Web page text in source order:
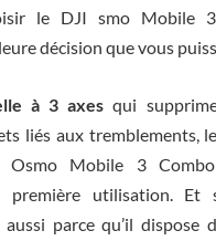
le DJI smo Mobile
décision que vous
à 3 axes qui
liés aux tremblements,
Osmo Mobile 3
première utilisation. Et
aussi parce qu’il dispose